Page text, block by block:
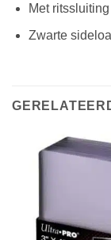
Met ritssluiting
Zwarte